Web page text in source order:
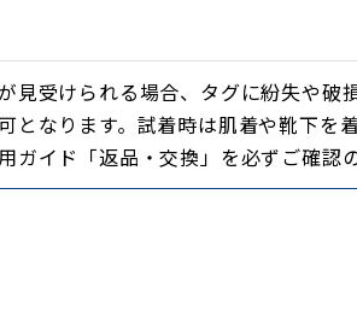
ウハウも基盤のひとつです。
をこの一足に凝縮しています。
」。新しいメディカルウォークを
見受けられる場合、タグに紛失や破
となります。試着時は肌着や靴下を
イド「返品・交換」を必ずご確認